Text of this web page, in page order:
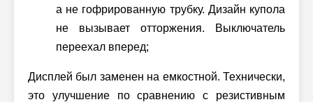
а не гофрированную трубку. Дизайн купола
не вызывает отторжения. Выключатель
переехал вперед;
Дисплей был заменен на емкостной. Технически,
это улучшение по сравнению с резистивным